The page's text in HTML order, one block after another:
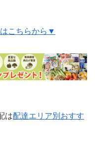
こちらから▼
は配達エリア別おすす